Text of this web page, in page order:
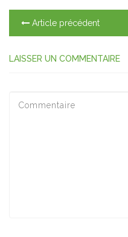
Article précédent
LAISSER UN COMMENTAIRE